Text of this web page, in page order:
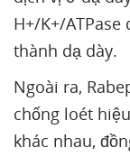
H+/K+/
thành dạ dày.
Ngoài ra,
chống loét
khác nhau,